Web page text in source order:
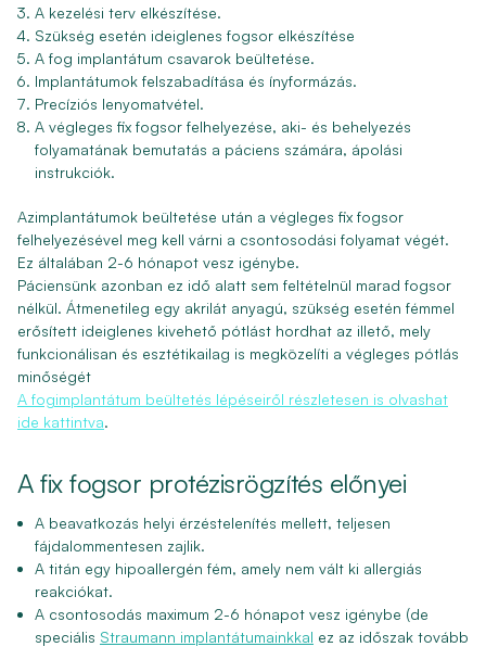
A kezelési terv elkészítése.
Szükség esetén ideiglenes fogsor elkészítése
A fog implantátum csavarok beültetése.
Implantátumok felszabadítása és ínyformázás.
Precíziós lenyomatvétel.
A végleges fix fogsor felhelyezése, aki- és behelyezés
folyamatának bemutatás a páciens számára, ápolási
instrukciók.
Azimplantátumok beültetése után a végleges fix fogsor
felhelyezésével meg kell várni a csontosodási folyamat végét.
Ez általában 2-6 hónapot vesz igénybe.
Páciensünk azonban ez idő alatt sem feltételnül marad fogsor
nélkül. Átmenetileg egy akrilát anyagú, szükség esetén fémmel
erősített ideiglenes kivehető pótlást hordhat az illető, mely
funkcionálisan és esztétikailag is megközelíti a végleges pótlás
minőségét
A fogimplantátum beültetés lépéseiről részletesen is olvashat
ide kattintva.
A fix fogsor protézisrögzítés előnyei
A beavatkozás helyi érzéstelenítés mellett, teljesen
fájdalommentesen zajlik.
A titán egy hipoallergén fém, amely nem vált ki allergiás
reakciókat.
A csontosodás maximum 2-6 hónapot vesz igénybe (de
speciális Straumann implantátumainkkal ez az időszak tovább